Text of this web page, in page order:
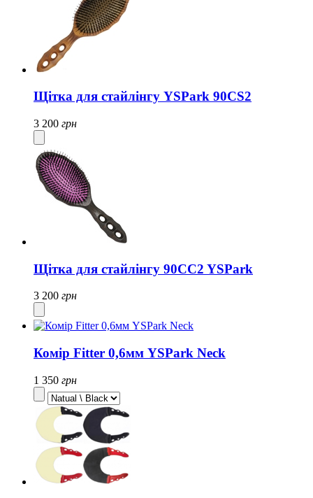
Щітка для стайлінгу YSPark 90CS2
3 200 грн
Щітка для стайлінгу 90CC2 YSPark
3 200 грн
Комір Fitter 0,6мм YSPark Neck
1 350 грн